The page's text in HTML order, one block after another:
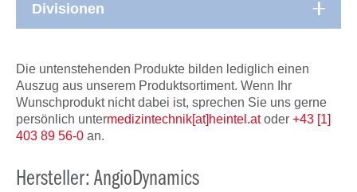
Divisionen
Die untenstehenden Produkte bilden lediglich einen
Auszug aus unserem Produktsortiment. Wenn Ihr
Wunschprodukt nicht dabei ist, sprechen Sie uns gerne
persönlich untermedizintechnik[at]heintel.atoder +43 [1]
403 89 56-0 an.
Hersteller: AngioDynamics